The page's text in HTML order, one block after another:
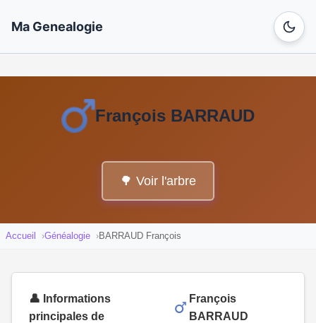
Ma Genealogie
François BARRAUD
🌳 Voir l'arbre
Accueil Généalogie BARRAUD François
👤 Informations
principales de
François
BARRAUD